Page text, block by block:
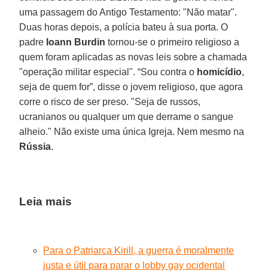
uma passagem do Antigo Testamento: "Não matar".
Duas horas depois, a polícia bateu à sua porta. O
padre Ioann Burdin tornou-se o primeiro religioso a
quem foram aplicadas as novas leis sobre a chamada
"operação militar especial". “Sou contra o homicídio,
seja de quem for”, disse o jovem religioso, que agora
corre o risco de ser preso. "Seja de russos,
ucranianos ou qualquer um que derrame o sangue
alheio." Não existe uma única Igreja. Nem mesmo na
Rússia.
Leia mais
Para o Patriarca Kirill, a guerra é moralmente
justa e útil para parar o lobby gay ocidental